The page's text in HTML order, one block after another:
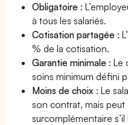
Obligatoire :
à tous les salariés.
Cotisation partagée :
% de la cotisation.
Garantie minimale : Le
soins minimum défini
Moins de choix : Le
son contrat, mais peut
surcomplémentaire